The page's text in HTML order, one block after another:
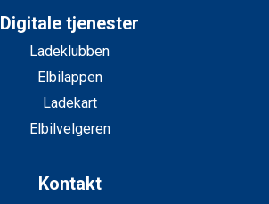
Digitale tjenester
Ladeklubben
Elbilappen
Ladekart
Elbilvelgeren
Kontakt